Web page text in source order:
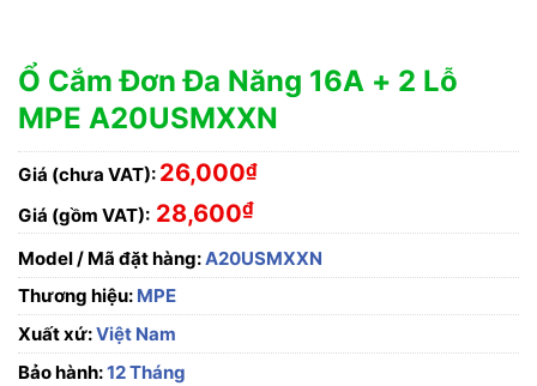
Ổ Cắm Đơn Đa Năng 16A + 2 Lỗ
MPE A20USMXXN
Giá (chưa VAT): 26,000₫
Giá (gồm VAT): 28,600₫
Model / Mã đặt hàng:A20USMXXN
Thương hiệu: MPE
Xuất xứ:Việt Nam
Bảo hành:12 Tháng